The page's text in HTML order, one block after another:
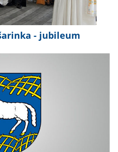
- jubileum